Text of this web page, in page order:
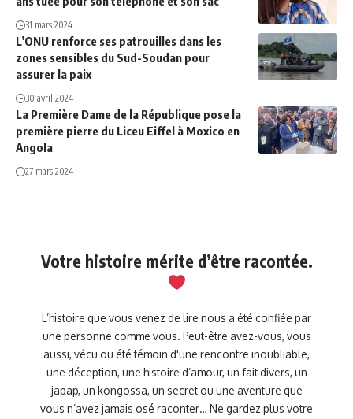
31 mars 2024
L’ONU renforce ses patrouilles dans les
zones sensibles du Sud-Soudan pour
assurer la paix
30 avril 2024
La Première Dame de la République pose la
première pierre du Liceu Eiffel à Moxico en
Angola
27 mars 2024
Votre histoire mérite d’être racontée.
L’histoire que vous venez de lire nous a été confiée par
une personne comme vous. Peut-être avez-vous, vous
aussi, vécu ou été témoin d'une rencontre inoubliable,
une déception, une histoire d’amour, un fait divers, un
japap, un kongossa, un secret ou une aventure que
vous n’avez jamais osé raconter… Ne gardez plus votre